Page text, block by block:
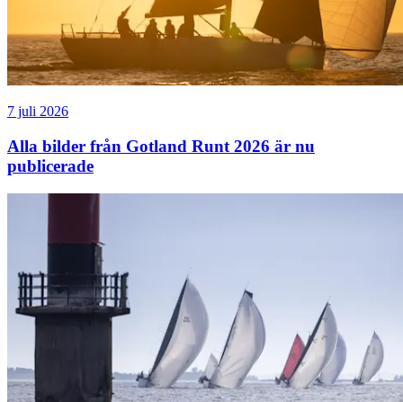
7 juli 2026
Alla bilder från Gotland Runt 2026 är nu
publicerade